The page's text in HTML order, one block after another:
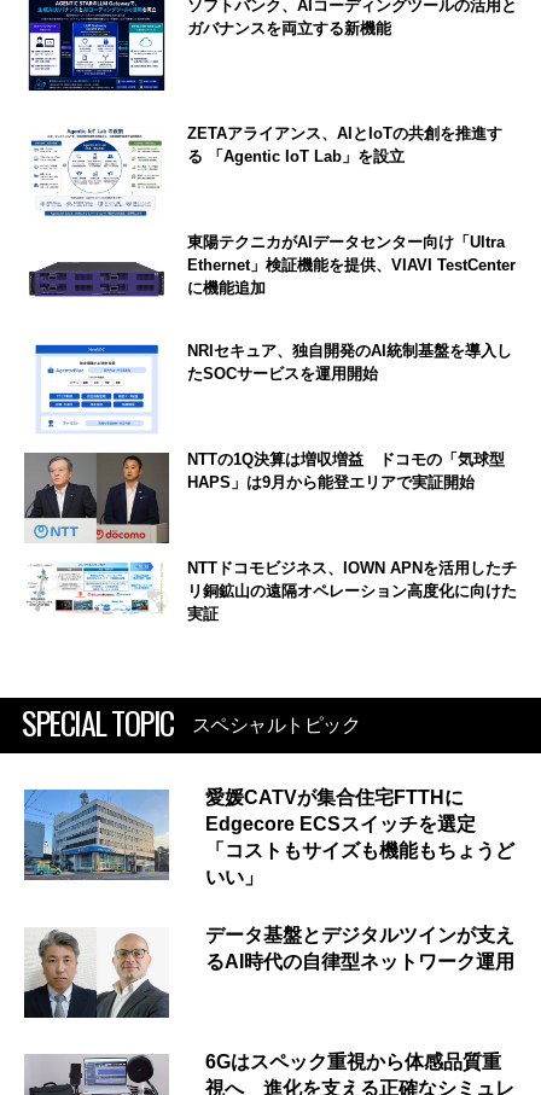
ソフトバンク、AIコーディングツールの活用と
ガバナンスを両立する新機能
ZETAアライアンス、AIとIoTの共創を推進す
る 「Agentic IoT Lab」を設立
東陽テクニカがAIデータセンター向け「Ultra
Ethernet」検証機能を提供、VIAVI TestCenter
に機能追加
NRIセキュア、独自開発のAI統制基盤を導入し
たSOCサービスを運用開始
NTTの1Q決算は増収増益 ドコモの「気球型
HAPS」は9月から能登エリアで実証開始
NTTドコモビジネス、IOWN APNを活用したチ
リ銅鉱山の遠隔オペレーション高度化に向けた
実証
SPECIAL TOPIC スペシャルトピック
愛媛CATVが集合住宅FTTHに
Edgecore ECSスイッチを選定
「コストもサイズも機能もちょうど
いい」
データ基盤とデジタルツインが支え
るAI時代の自律型ネットワーク運用
6Gはスペック重視から体感品質重
視へ 進化を支える正確なシミュレ